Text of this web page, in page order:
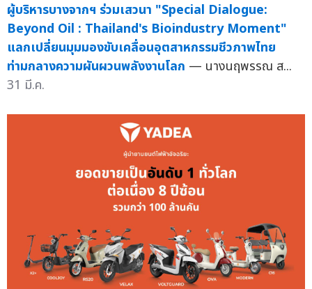
ผู้บริหารบางจากฯ ร่วมเสวนา "Special Dialogue:
Beyond Oil : Thailand's Bioindustry Moment"
แลกเปลี่ยนมุมมองขับเคลื่อนอุตสาหกรรมชีวภาพไทย
ท่ามกลางความผันผวนพลังงานโลก — นางนฤพรรณ ส...
31 มี.ค.